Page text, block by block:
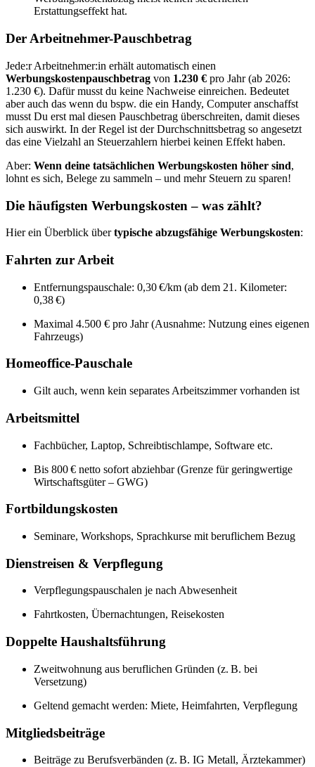
Erstattungseffekt hat.
Der Arbeitnehmer-Pauschbetrag
Jede:r Arbeitnehmer:in erhält automatisch einen
Werbungskostenpauschbetrag von 1.230 € pro Jahr (ab 2026:
1.230 €). Dafür musst du keine Nachweise einreichen. Bedeutet
aber auch das wenn du bspw. die ein Handy, Computer anschaffst
musst Du erst mal diesen Pauschbetrag überschreiten, damit dieses
sich auswirkt. In der Regel ist der Durchschnittsbetrag so angesetzt
das eine Vielzahl an Steuerzahlern hierbei keinen Effekt haben.
Aber: Wenn deine tatsächlichen Werbungskosten höher sind,
lohnt es sich, Belege zu sammeln – und mehr Steuern zu sparen!
Die häufigsten Werbungskosten – was zählt?
Hier ein Überblick übertypische abzugsfähige Werbungskosten:
Fahrten zur Arbeit
Entfernungspauschale: 0,30 €/km (ab dem 21. Kilometer:
0,38 €)
Maximal 4.500 € pro Jahr (Ausnahme: Nutzung eines eigenen
Fahrzeugs)
Homeoffice-Pauschale
Gilt auch, wenn kein separates Arbeitszimmer vorhanden ist
Arbeitsmittel
Fachbücher, Laptop, Schreibtischlampe, Software etc.
Bis 800 € netto sofort abziehbar (Grenze für geringwertige
Wirtschaftsgüter – GWG)
Fortbildungskosten
Seminare, Workshops, Sprachkurse mit beruflichem Bezug
Dienstreisen & Verpflegung
Verpflegungspauschalen je nach Abwesenheit
Fahrtkosten, Übernachtungen, Reisekosten
Doppelte Haushaltsführung
Zweitwohnung aus beruflichen Gründen (z. B. bei
Versetzung)
Geltend gemacht werden: Miete, Heimfahrten, Verpflegung
Mitgliedsbeiträge
Beiträge zu Berufsverbänden (z. B. IG Metall, Ärztekammer)